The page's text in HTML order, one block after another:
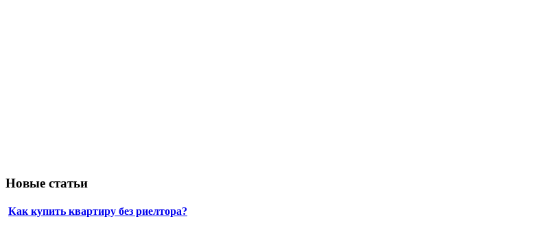
Новые статьи
Как купить квартиру без риелтора?